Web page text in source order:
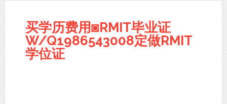
买学历费用◙RMIT毕业证
W/Q1986543008定做RMIT
学位证